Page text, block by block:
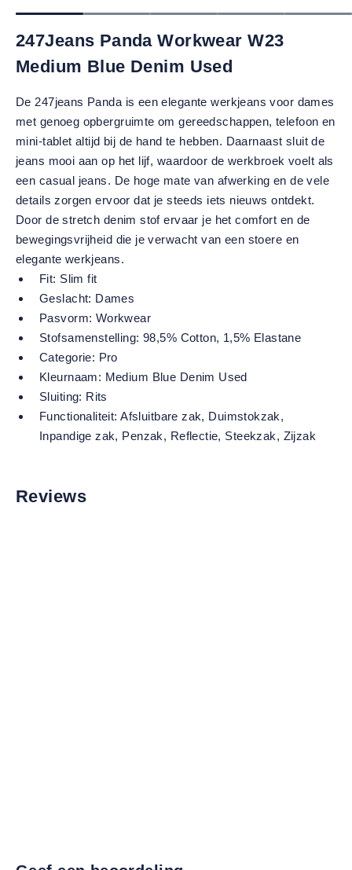
247Jeans Panda Workwear W23
Medium Blue Denim Used
De 247jeans Panda is een elegante werkjeans voor dames
met genoeg opbergruimte om gereedschappen, telefoon en
mini-tablet altijd bij de hand te hebben. Daarnaast sluit de
jeans mooi aan op het lijf, waardoor de werkbroek voelt als
een casual jeans. De hoge mate van afwerking en de vele
details zorgen ervoor dat je steeds iets nieuws ontdekt.
Door de stretch denim stof ervaar je het comfort en de
bewegingsvrijheid die je verwacht van een stoere en
elegante werkjeans.
Fit: Slim fit
Geslacht: Dames
Pasvorm: Workwear
Stofsamenstelling: 98,5% Cotton, 1,5% Elastane
Categorie: Pro
Kleurnaam: Medium Blue Denim Used
Sluiting: Rits
Functionaliteit:Afsluitbare zak, Duimstokzak,
Inpandige zak, Penzak, Reflectie, Steekzak, Zijzak
Reviews